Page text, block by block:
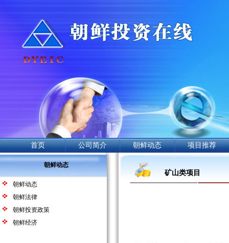
首页 公司简介 朝鲜动态 项目推荐
朝鲜动态
朝鲜动态
朝鲜法律
朝鲜投资政策
朝鲜经济
矿山类项目